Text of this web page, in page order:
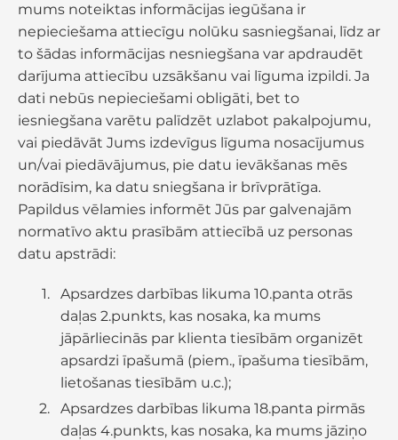
mums noteiktas informācijas iegūšana ir
nepieciešama attiecīgu nolūku sasniegšanai, līdz ar
to šādas informācijas nesniegšana var apdraudēt
darījuma attiecību uzsākšanu vai līguma izpildi. Ja
dati nebūs nepieciešami obligāti, bet to
iesniegšana varētu palīdzēt uzlabot pakalpojumu,
vai piedāvāt Jums izdevīgus līguma nosacījumus
un/vai piedāvājumus, pie datu ievākšanas mēs
norādīsim, ka datu sniegšana ir brīvprātīga.
Papildus vēlamies informēt Jūs par galvenajām
normatīvo aktu prasībām attiecībā uz personas
datu apstrādi:
Apsardzes darbības likuma 10.panta otrās
daļas 2.punkts, kas nosaka, ka mums
jāpārliecinās par klienta tiesībām organizēt
apsardzi īpašumā (piem., īpašuma tiesībām,
lietošanas tiesībām u.c.);
Apsardzes darbības likuma 18.panta pirmās
daļas 4.punkts, kas nosaka, ka mums jāziņo